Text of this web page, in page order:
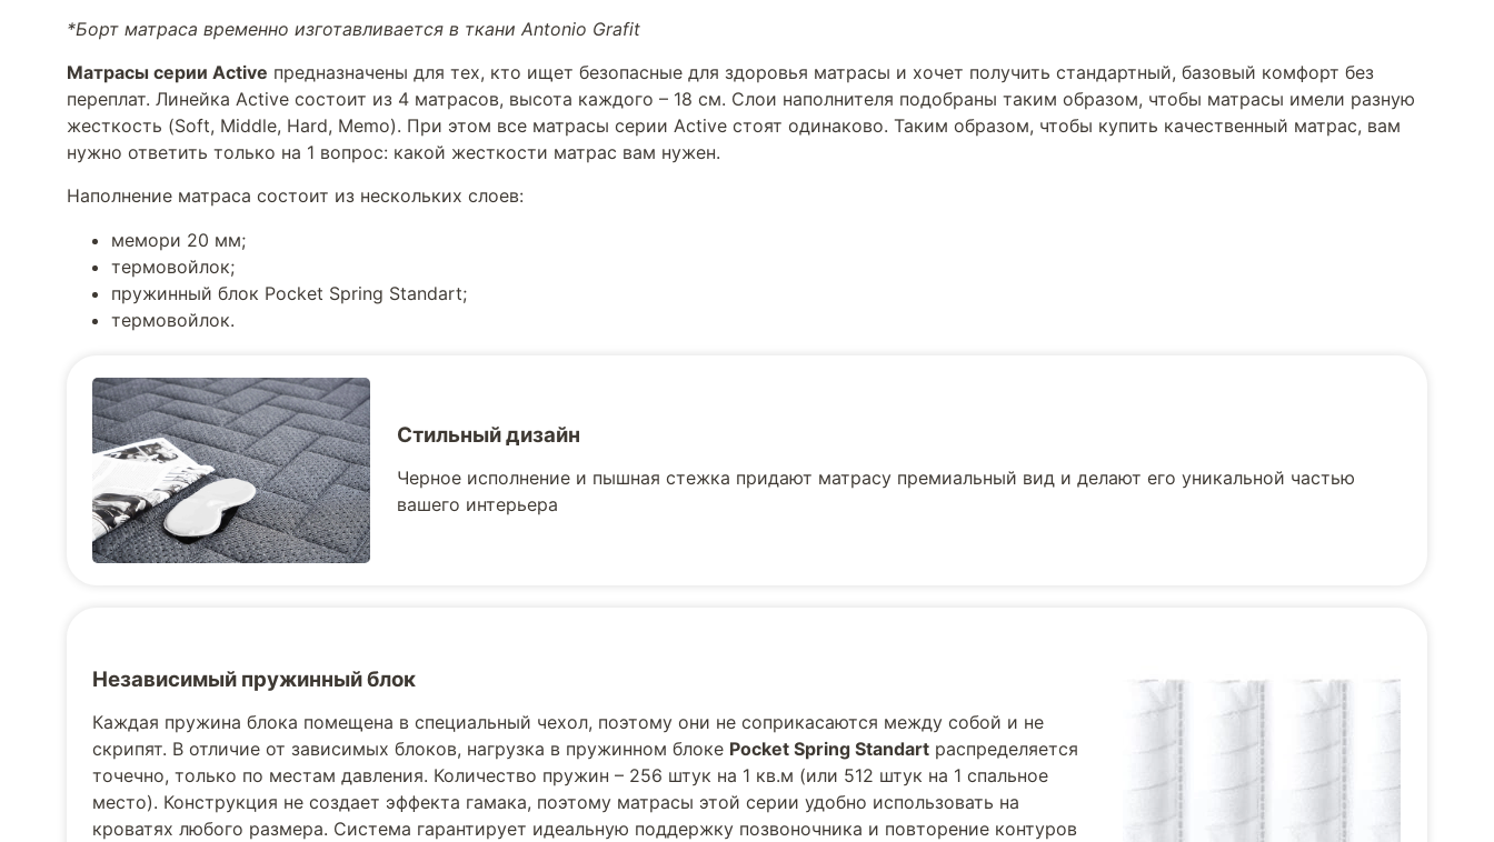
*Борт матраса временно изготавливается в ткани Antonio Grafit
Матрасы серии Active предназначены для тех, кто ищет безопасные для здоровья матрасы и хочет получить стандартный, базовый комфорт без
переплат. Линейка Active состоит из 4 матрасов, высота каждого – 18 см. Слои наполнителя подобраны таким образом, чтобы матрасы имели разную
жесткость (Soft, Middle, Hard, Memo). При этом все матрасы серии Active стоят одинаково. Таким образом, чтобы купить качественный матрас, вам
нужно ответить только на 1 вопрос: какой жесткости матрас вам нужен.
Наполнение матраса состоит из нескольких слоев:
мемори 20 мм;
термовойлок;
пружинный блок Pocket Spring Standart;
термовойлок.
Стильный дизайн
Черное исполнение и пышная стежка придают матрасу премиальный вид и делают его уникальной частью
вашего интерьера
Независимый пружинный блок
Каждая пружина блока помещена в специальный чехол, поэтому они не соприкасаются между собой и не
скрипят. В отличие от зависимых блоков, нагрузка в пружинном блоке Pocket Spring Standart распределяется
точечно, только по местам давления. Количество пружин – 256 штук на 1 кв.м (или 512 штук на 1 спальное
место). Конструкция не создает эффекта гамака, поэтому матрасы этой серии удобно использовать на
кроватях любого размера. Система гарантирует идеальную поддержку позвоночника и повторение контуров